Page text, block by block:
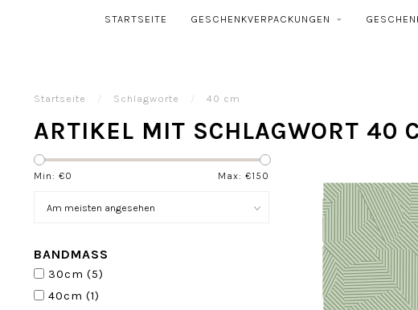
STARTSEITE GESCHENKVERPACKUNGEN
Startseite / Schlagworte / 40 cm
ARTIKEL MIT SCHLAGWORT 40
Min: €0 Max: €150
BANDMASS
30cm (5)
40cm (1)